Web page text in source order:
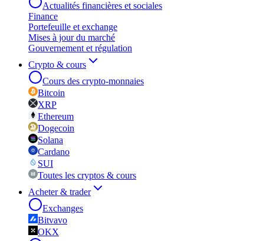
Actualités financières et sociales
Finance
Portefeuille et exchange
Mises à jour du marché
Gouvernement et régulation
Crypto & cours
Cours des crypto-monnaies
Bitcoin
XRP
Ethereum
Dogecoin
Solana
Cardano
SUI
Toutes les cryptos & cours
Acheter & trader
Exchanges
Bitvavo
OKX